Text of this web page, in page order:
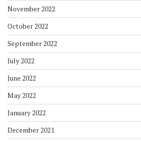
November 2022
October 2022
September 2022
July 2022
June 2022
May 2022
January 2022
December 2021